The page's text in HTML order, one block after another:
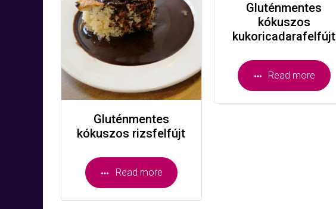
Gluténmentes
kókuszos rizsfelfújt
Read more
Gluténmentes
kókuszos
kukoricadarafelfújt
Read more